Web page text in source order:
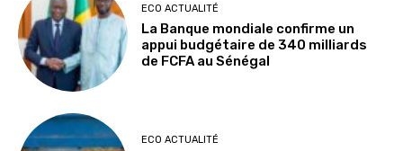
ECO ACTUALITÉ
La Banque mondiale confirme un
appui budgétaire de 340 milliards
de FCFA au Sénégal
ECO ACTUALITÉ